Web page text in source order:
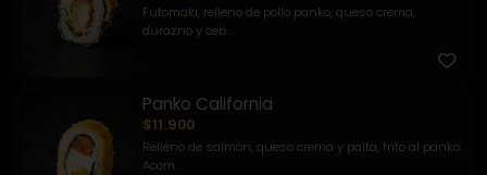
Futomaki, relleno de pollo panko, queso crema,
durazno y ceb...
Panko California
$11.900
Relleno de salmón, queso crema y palta, frito al panko.
Acom...